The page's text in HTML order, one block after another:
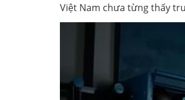
Việt Nam chưa từng thấy